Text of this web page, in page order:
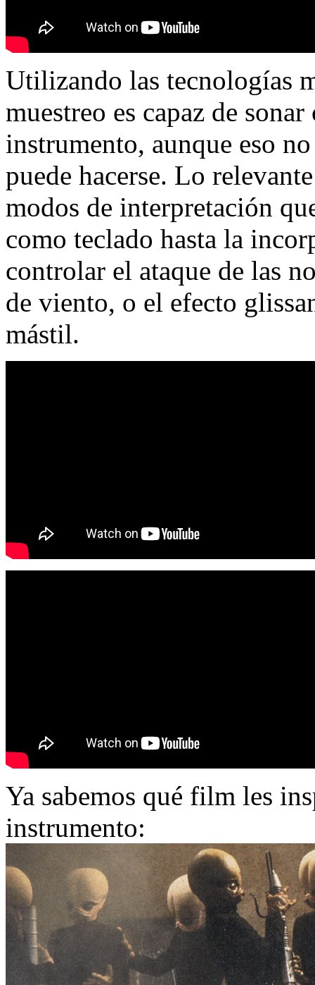
Utilizando las tecnologías
muestreo es capaz de
instrumento, aunque eso
puede hacerse. Lo
modos de interpretación
como teclado hasta la
controlar el ataque de las
de viento, o el efecto
mástil.
Ya sabemos qué film les
instrumento: